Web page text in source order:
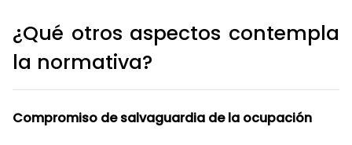
¿Qué otros aspectos contempla
la normativa?
Compromiso de salvaguardia de la ocupación